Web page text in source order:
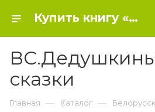
Купить книгу «ВС.Дедушкины сказки» 0, - Белорусская литература
сказки
Главная — Каталог —